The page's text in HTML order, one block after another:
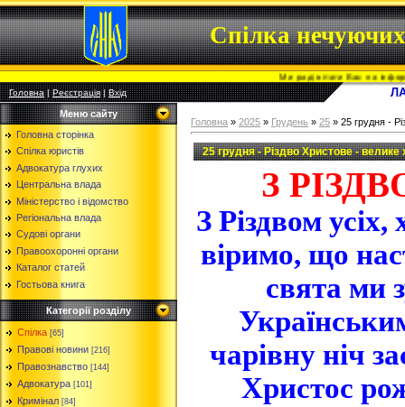
Спілка
Ми раді вітати Вас на інформаційно-
Головна|Реєстрація|Вхід
Меню сайту
Головна сторінка
Спілка юристів
Адвокатура глухих
Центральна влада
Міністерство і відомство
Регіональна влада
Судові органи
Правоохоронні органи
Каталог статей
Гостьова книга
Категорії розділу
Спілка [65]
Правові новини [216]
Правознавство [144]
Адвокатура [101]
Кримінал [84]
Головна » 2025 » Грудень » 25 » 25 грудня -
25 грудня - Різдво Христове - велике
З
З Різдвом
віримо, що
свята ми
чарівну ніч
Христос